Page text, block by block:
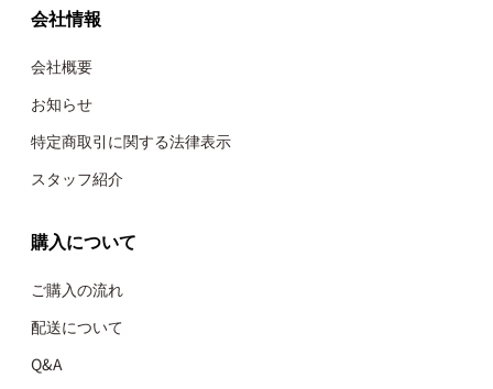
会社情報
会社概要
お知らせ
特定商取引に関する法律表示
スタッフ紹介
購入について
ご購入の流れ
配送について
Q&A